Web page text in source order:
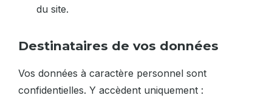
du site.
Destinataires de vos données
Vos données à caractère personnel sont
confidentielles. Y accèdent uniquement :